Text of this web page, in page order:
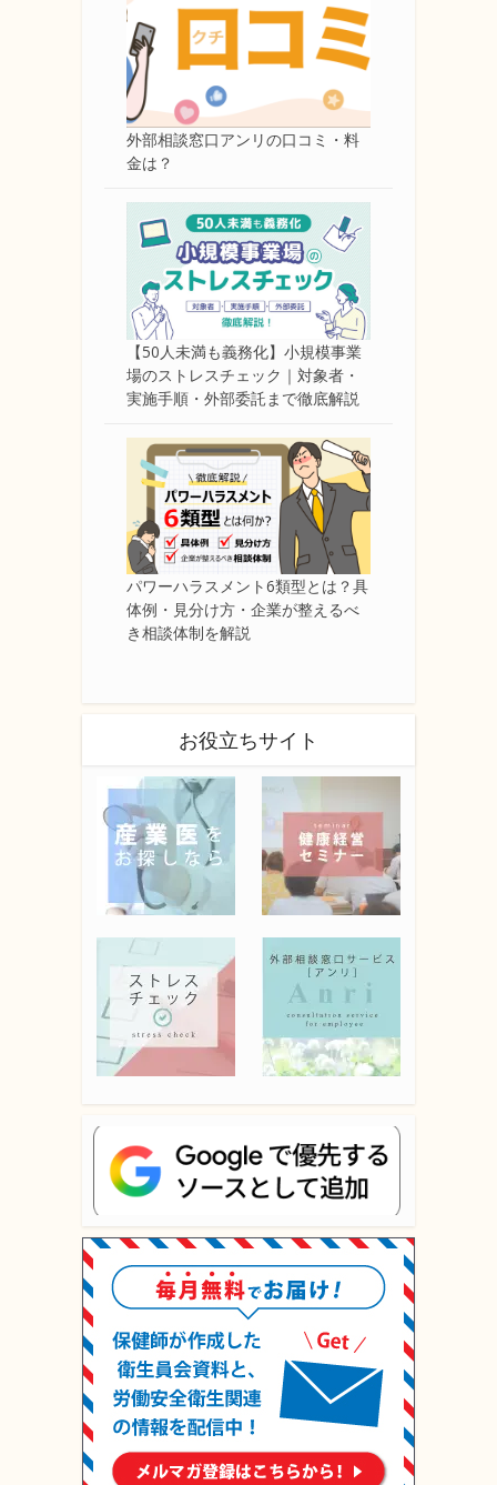
外部相談窓口アンリの口コミ・料
金は？
【50人未満も義務化】小規模事業
場のストレスチェック｜対象者・
実施手順・外部委託まで徹底解説
パワーハラスメント6類型とは？具
体例・見分け方・企業が整えるべ
き相談体制を解説
お役立ちサイト